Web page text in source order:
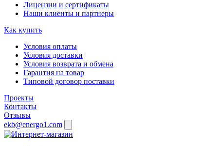
Лицензии и сертификаты
Наши клиенты и партнеры
Как купить
Условия оплаты
Условия доставки
Условия возврата и обмена
Гарантия на товар
Типовой договор поставки
Проекты
Контакты
Отзывы
ekb@energo1.com